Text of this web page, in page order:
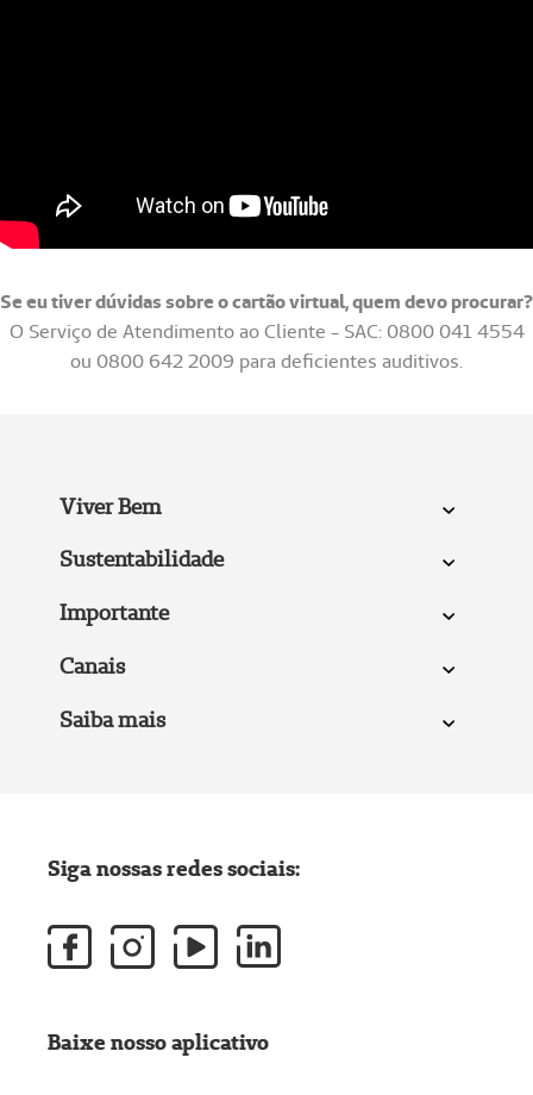
Se eu tiver dúvidas sobre o cartão virtual, quem devo procurar?
O Serviço de Atendimento ao Cliente - SAC: 0800 041 4554
ou 0800 642 2009 para deficientes auditivos.
Viver Bem
Sustentabilidade
Importante
Canais
Saiba mais
Siga nossas redes sociais:
Baixe nosso aplicativo